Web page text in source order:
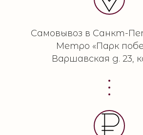
Самовывоз в Санкт-
Метро «Парк
Варшавская д. 23,